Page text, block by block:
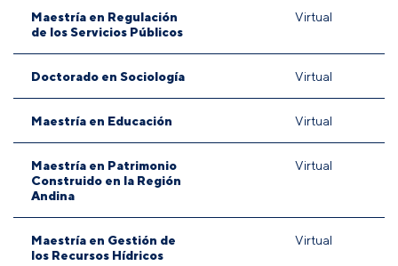
Maestría en Regulación
de los Servicios Públicos
Virtual
Doctorado en Sociología Virtual
Maestría en Educación Virtual
Maestría en Patrimonio
Construido en la Región
Andina
Virtual
Maestría en Gestión de
los Recursos Hídricos
Virtual